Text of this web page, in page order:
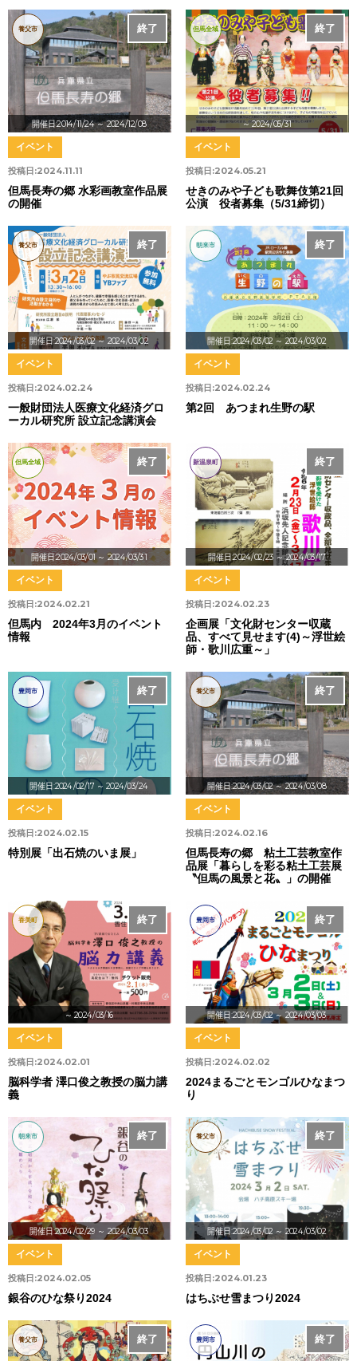
開催日:2014/11/24～ 2024/12/08
終了
養父市
投稿日:2024.11.11
イベント
但馬長寿の郷 水彩画教室作品展
の開催
～ 2024/05/31
終了
但馬全域
投稿日:2024.05.21
イベント
せきのみや子ども歌舞伎第21回
公演 役者募集（5/31締切）
開催日:2024/03/02～ 2024/03/02
終了
養父市
投稿日:2024.02.24
イベント
一般財団法人医療文化経済グロ
ーカル研究所 設立記念講演会
開催日:2024/03/02 ～ 2024/03/02
終了
朝来市
投稿日:2024.02.24
イベント
第2回 あつまれ生野の駅
開催日:2024/03/01 ～ 2024/03/31
終了
但馬全域
投稿日:2024.02.21
イベント
但馬内 2024年3月のイベント
情報
開催日:2024/02/23 ～ 2024/03/17
終了
新温泉町
投稿日:2024.02.23
イベント
企画展「文化財センター収蔵
品、すべて見せます(4)～浮世絵
師・歌川広重～」
開催日:2024/02/17 ～ 2024/03/24
終了
豊岡市
投稿日:2024.02.15
イベント
特別展「出石焼のいま展」
開催日:2024/03/02～ 2024/03/08
終了
養父市
投稿日:2024.02.16
イベント
但馬長寿の郷 粘土工芸教室作
品展「暮らしを彩る粘土工芸展
〝但馬の風景と花〟」の開催
～ 2024/03/16
終了
香美町
投稿日:2024.02.01
イベント
脳科学者 澤口俊之教授の脳力講
義
開催日:2024/03/02～ 2024/03/03
終了
豊岡市
投稿日:2024.02.02
イベント
2024まるごとモンゴルひなまつ
り
開催日:2024/02/29 ～ 2024/03/03
終了
朝来市
投稿日:2024.02.05
イベント
銀谷のひな祭り2024
開催日:2024/03/02 ～ 2024/03/02
終了
養父市
投稿日:2024.01.23
イベント
はちぶせ雪まつり2024
終了
養父市 終了
豊岡市